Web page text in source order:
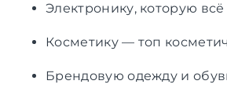
Электронику, которую
Косметику — топ
Брендовую одежду и